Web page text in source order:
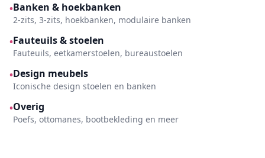
•Banken & hoekbanken
2-zits, 3-zits, hoekbanken, modulaire banken
•Fauteuils & stoelen
Fauteuils, eetkamerstoelen, bureaustoelen
•Design meubels
Iconische design stoelen en banken
•Overig
Poefs, ottomanes, bootbekleding en meer